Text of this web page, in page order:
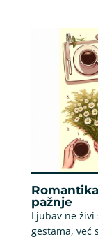
pažnje
Ljubav ne
gestama, već